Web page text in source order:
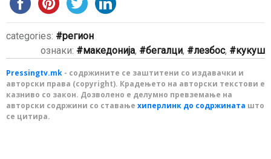
categories:
регион
ознаки:
македонија, бегалци, лезбос, кукуш
Pressingtv.mk - содржините се заштитени со издавачки и
авторски права (copyright). Крадењето на авторски текстови е
казниво со закон. Дозволено е делумно превземање на
авторски содржини со ставање хиперлинк до содржината што
се цитира.